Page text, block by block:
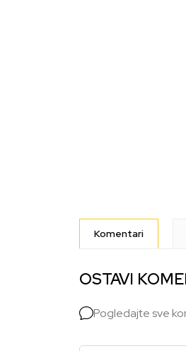
Komentari
OSTAVI
Pogledajte sve